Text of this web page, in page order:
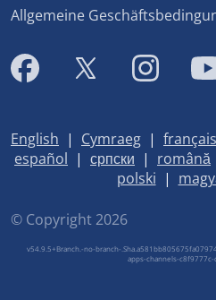
Allgemeine
English | Cymraeg | français
español | српски | română
polski |
© Copyright 2026
v54.9.5+Branch.-no-branch-
apps-channels-